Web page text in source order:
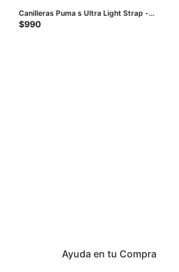
Canilleras Puma s Ultra Light Strap -
Negro - Plateado
$990
Ayuda en tu Compra